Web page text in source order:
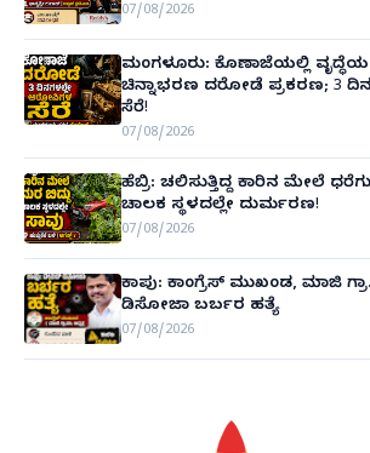
07/08/2026
ಮಂಗಳೂರು: ಕೊಣಾಜೆಯಲ್ಲಿ
ಚಿನ್ನಾಭರಣ ದರೋಡೆ ಪ್ರಕರಣ; 3
ಸೆರೆ!
07/08/2026
ಹೆಬ್ರಿ: ಚಲಿಸುತ್ತಿದ್ದ ಕಾರಿನ ಮೇಲೆ
ಚಾಲಕ ಸ್ಥಳದಲ್ಲೇ ದುರ್ಮರಣ!
07/08/2026
ಕಾಪು: ಕಾಂಗ್ರೆಸ್ ಮುಖಂಡ, ಮಾಜಿ
ಡಿಸೋಜಾ ಬರ್ಬರ ಹತ್ಯೆ
07/08/2026